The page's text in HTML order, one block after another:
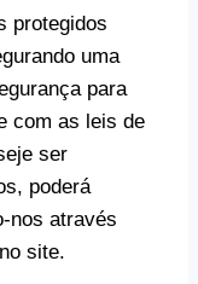
protegidos
uma
para
com as leis de
ser
poderá
nos através
site.